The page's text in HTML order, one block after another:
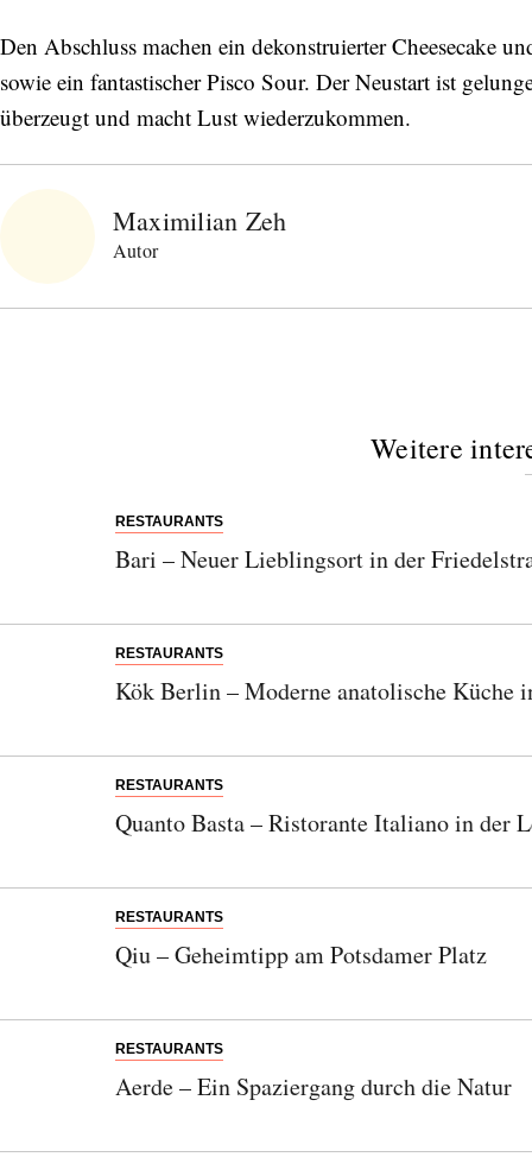
Den Abschluss machen ein dekonstruierter Cheesecake
sowie ein fantastischer Pisco Sour. Der Neustart ist
überzeugt und macht Lust wiederzukommen.
Maximilian Zeh
Autor
Weitere
RESTAURANTS
Bari – Neuer Lieblingsort in der
RESTAURANTS
Kök Berlin – Moderne anatolische Küche
RESTAURANTS
Quanto Basta – Ristorante Italiano in der
RESTAURANTS
Qiu – Geheimtipp am Potsdamer Platz
RESTAURANTS
Aerde – Ein Spaziergang durch die Natur